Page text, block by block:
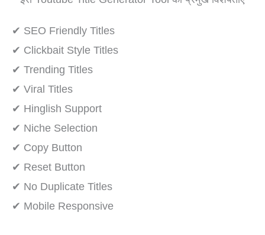
✔ SEO Friendly Titles
✔ Clickbait Style Titles
✔ Trending Titles
✔ Viral Titles
✔ Hinglish Support
✔ Niche Selection
✔ Copy Button
✔ Reset Button
✔ No Duplicate Titles
✔ Mobile Responsive